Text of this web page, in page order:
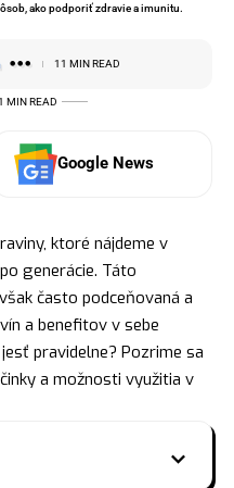
ako podporiť zdravie a imunitu.
MIN READ
11 MIN READ
Google News
ktoré nájdeme v
generácie. Táto
často podceňovaná a
a benefitov v sebe
pravidelne? Pozrime sa
a možnosti využitia v